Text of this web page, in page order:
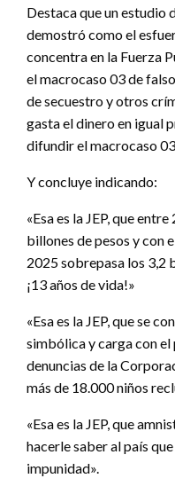
Destaca que un estudio
demostró como el
concentra en la Fuerza
el macrocaso 03 de
de secuestro y otros
gasta el dinero en igual
difundir el macrocaso
Y concluye indicando:
«Esa es la JEP, que
billones de pesos y con
2025 sobrepasa los 3,2
¡13 años de vida!»
«Esa es la JEP, que se
simbólica y carga con el
denuncias de la
más de 18.000 niños
«Esa es la JEP, que
hacerle saber al país
impunidad».